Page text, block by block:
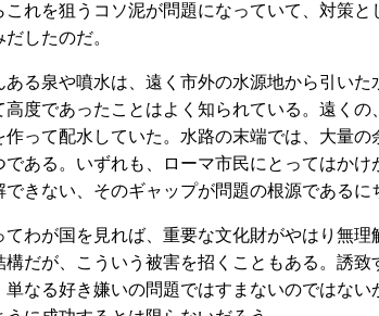
これを狙うコソ泥が問題になっていて、対策
したのだ。
ある泉や噴水は、遠く市外の水源地から引い
高度であったことはよく知られている。遠く
作って配水していた。水路の末端では、大量
である。いずれも、ローマ市民にとってはか
できない、そのギャップが問題の根源であるに
てわが国を見れば、重要な文化財がやはり無
構だが、こういう被害を招くこともある。誘
単なる好き嫌いの問題ではすまないのではな